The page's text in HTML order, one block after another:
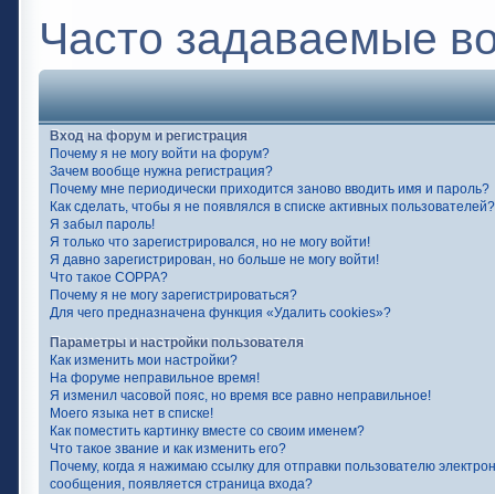
Часто задаваемые
Вход на форум и регистрация
Почему я не могу войти на форум?
Зачем вообще нужна регистрация?
Почему мне периодически приходится заново вводить имя и пароль?
Как сделать, чтобы я не появлялся в списке активных пользователей?
Я забыл пароль!
Я только что зарегистрировался, но не могу войти!
Я давно зарегистрирован, но больше не могу войти!
Что такое COPPA?
Почему я не могу зарегистрироваться?
Для чего предназначена функция «Удалить cookies»?
Параметры и настройки пользователя
Как изменить мои настройки?
На форуме неправильное время!
Я изменил часовой пояс, но время все равно неправильное!
Моего языка нет в списке!
Как поместить картинку вместе со своим именем?
Что такое звание и как изменить его?
Почему, когда я нажимаю ссылку для отправки пользователю
сообщения, появляется страница входа?